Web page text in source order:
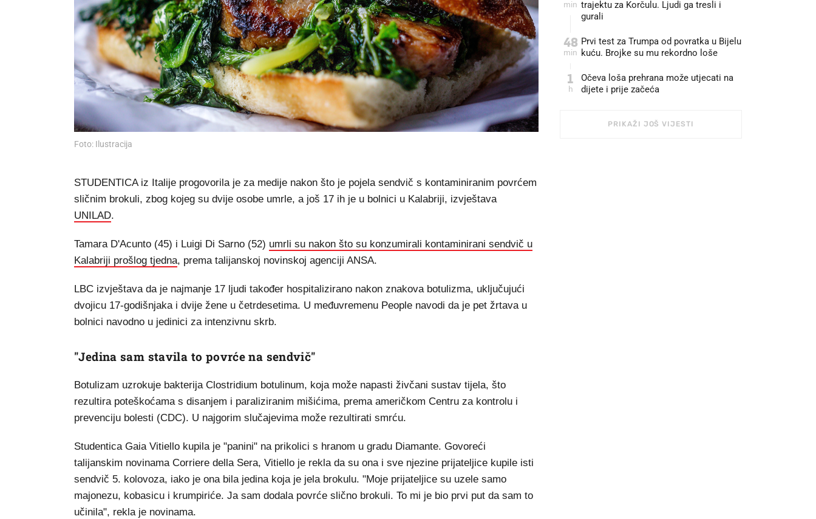
Foto: Ilustracija
STUDENTICA iz Italije progovorila je za medije nakon što je pojela sendvič s kontaminiranim povrćem
sličnim brokuli, zbog kojeg su dvije osobe umrle, a još 17 ih je u bolnici u Kalabriji, izvještava
UNILAD.
Tamara D'Acunto (45) i Luigi Di Sarno (52) umrli su nakon što su konzumirali kontaminirani sendvič u
Kalabriji prošlog tjedna, prema talijanskoj novinskoj agenciji ANSA.
LBC izvještava da je najmanje 17 ljudi također hospitalizirano nakon znakova botulizma, uključujući
dvojicu 17-godišnjaka i dvije žene u četrdesetima. U međuvremenu People navodi da je pet žrtava u
bolnici navodno u jedinici za intenzivnu skrb.
"Jedina sam stavila to povrće na sendvič"
Botulizam uzrokuje bakterija Clostridium botulinum, koja može napasti živčani sustav tijela, što
rezultira poteškoćama s disanjem i paraliziranim mišićima, prema američkom Centru za kontrolu i
prevenciju bolesti (CDC). U najgorim slučajevima može rezultirati smrću.
Studentica Gaia Vitiello kupila je "panini" na prikolici s hranom u gradu Diamante. Govoreći
talijanskim novinama Corriere della Sera, Vitiello je rekla da su ona i sve njezine prijateljice kupile isti
sendvič 5. kolovoza, iako je ona bila jedina koja je jela brokulu. "Moje prijateljice su uzele samo
majonezu, kobasicu i krumpiriće. Ja sam dodala povrće slično brokuli. To mi je bio prvi put da sam to
učinila", rekla je novinama.
min trajektu za Korčulu. Ljudi ga tresli i
gurali
48
min
Prvi test za Trumpa od povratka u Bijelu
kuću. Brojke su mu rekordno loše
1
h
Očeva loša prehrana može utjecati na
dijete i prije začeća
PRIKAŽI JOŠ VIJESTI